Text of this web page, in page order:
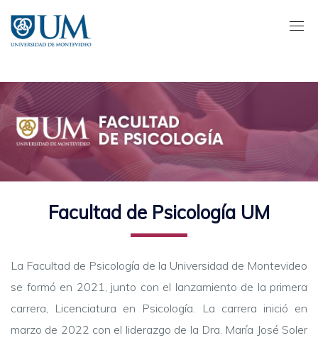
contenido
principal
Facultad de Psicología UM
La Facultad de Psicología de la Universidad de Montevideo
se formó en 2021, junto con el lanzamiento de la primera
carrera, Licenciatura en Psicología. La carrera inició en
marzo de 2022 con el liderazgo de la Dra. María José Soler